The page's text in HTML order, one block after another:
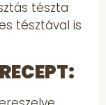
tészta
tésztával is